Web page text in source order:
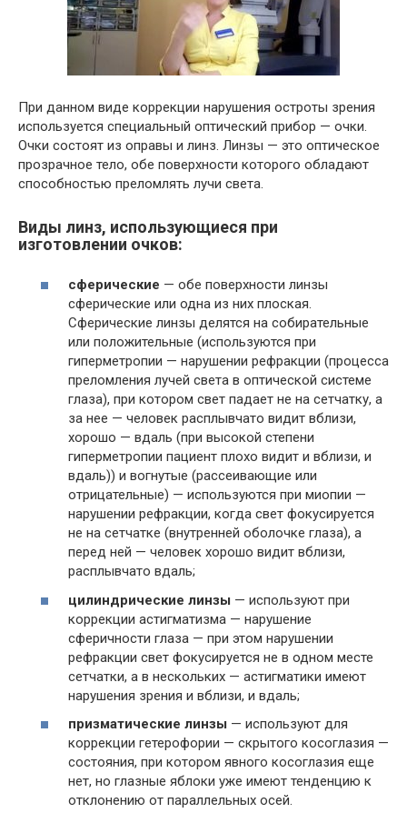
При данном виде коррекции нарушения остроты зрения
используется специальный оптический прибор — очки.
Очки состоят из оправы и линз. Линзы — это оптическое
прозрачное тело, обе поверхности которого обладают
способностью преломлять лучи света.
Виды линз, использующиеся при
изготовлении очков:
сферические — обе поверхности линзы
сферические или одна из них плоская.
Сферические линзы делятся на собирательные
или положительные (используются при
гиперметропии — нарушении рефракции (процесса
преломления лучей света в оптической системе
глаза), при котором свет падает не на сетчатку, а
за нее — человек расплывчато видит вблизи,
хорошо — вдаль (при высокой степени
гиперметропии пациент плохо видит и вблизи, и
вдаль)) и вогнутые (рассеивающие или
отрицательные) — используются при миопии —
нарушении рефракции, когда свет фокусируется
не на сетчатке (внутренней оболочке глаза), а
перед ней — человек хорошо видит вблизи,
расплывчато вдаль;
цилиндрические линзы — используют при
коррекции астигматизма — нарушение
сферичности глаза — при этом нарушении
рефракции свет фокусируется не в одном месте
сетчатки, а в нескольких — астигматики имеют
нарушения зрения и вблизи, и вдаль;
призматические линзы — используют для
коррекции гетерофории — скрытого косоглазия —
состояния, при котором явного косоглазия еще
нет, но глазные яблоки уже имеют тенденцию к
отклонению от параллельных осей.